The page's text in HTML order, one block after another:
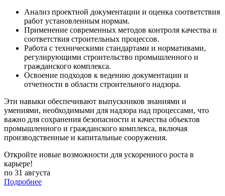
Анализ проектной документации и оценка соответствия
работ установленным нормам.
Применение современных методов контроля качества и
соответствия строительных процессов.
Работа с техническими стандартами и нормативами,
регулирующими строительство промышленного и
гражданского комплекса.
Освоение подходов к ведению документации и
отчетности в области строительного надзора.
Эти навыки обеспечивают выпускников знаниями и
умениями, необходимыми для надзора над процессами, что
важно для сохранения безопасности и качества объектов
промышленного и гражданского комплекса, включая
производственные и капитальные сооружения.
Откройте новые возможности для ускоренного роста в
карьере!
по 31 августа
Подробнее